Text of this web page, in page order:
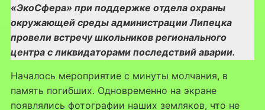
«ЭкоСфера» при поддержке отдела охраны
окружающей среды администрации Липецка
провели встречу школьников регионального
центра с ликвидаторами последствий аварии.
Началось мероприятие с минуты молчания, в
память погибших. Одновременно на экране
появлялись фотографии наших земляков, что не